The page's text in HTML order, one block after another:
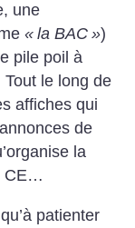
une
« la BAC »)
pile ­poil à
Tout le long de
affiches qui
de
la
CE…
patienter